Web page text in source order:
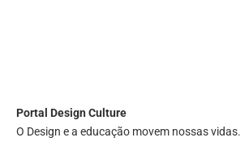
Portal Design Culture
O Design e a educação movem nossas vidas.